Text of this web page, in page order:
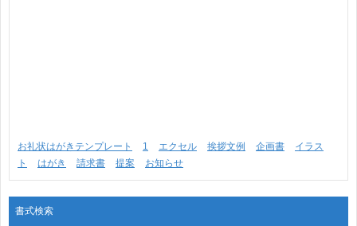
お礼状はがきテンプレート 1 エクセル 挨拶文例 企画書
イラス
ト
はがき 請求書 提案 お知らせ
書式検索